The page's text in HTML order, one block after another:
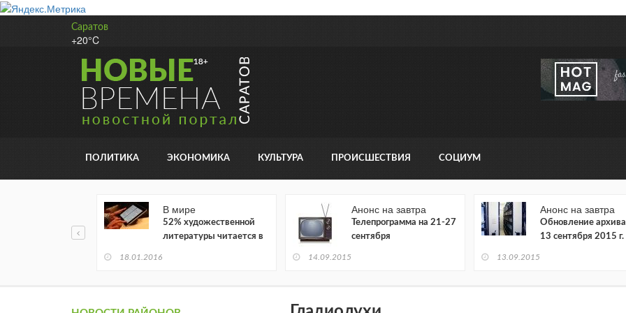
Саратов
+20°C
ПОЛИТИКА ЭКОНОМИКА КУЛЬТУРА ПРОИСШЕСТВИЯ СОЦИУМ
В мире
52% художественной
литературы читается в
18.01.2016
Анонс на завтра
Телепрограмма на 21-27
сентября
14.09.2015
Анонс на завтра
Обновление архива
13 сентября 2015 г.
13.09.2015